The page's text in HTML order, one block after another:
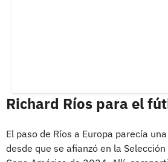
Richard Ríos para el
El paso de Ríos a Europa parecía
desde que se afianzó en la